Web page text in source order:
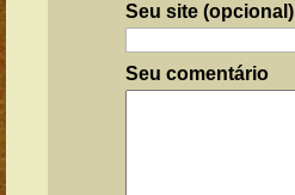
Seu site (opcional)
Seu comentário